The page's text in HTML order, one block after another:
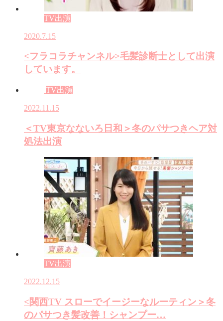
TV出演
2020.7.15
<フラコラチャンネル>毛髪診断士として出演
しています。
TV出演
2022.11.15
＜TV東京なないろ日和＞冬のパサつきヘア対
処法出演
TV出演
2022.12.15
<関西TV スローでイージーなルーティン＞冬
のパサつき髪改善！シャンプー…